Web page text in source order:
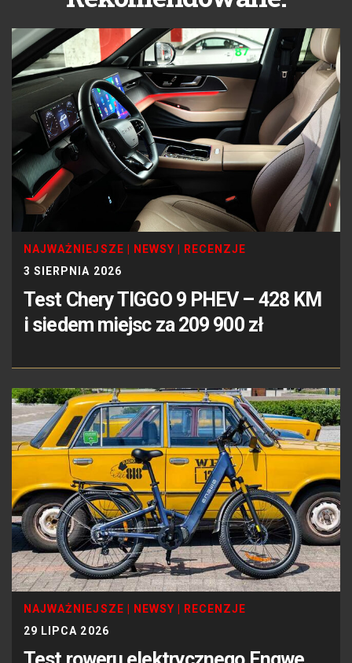
NAJWAŻNIEJSZE NEWSY
RECENZJE
3 SIERPNIA 2026
Test Chery TIGGO 9 PHEV – 428 KM
i siedem miejsc za 209 900 zł
NAJWAŻNIEJSZE NEWSY
RECENZJE
29 LIPCA 2026